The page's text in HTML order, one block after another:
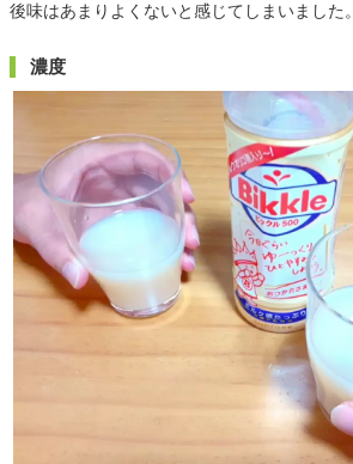
後味はあまりよくないと感じてしまいました。
濃度